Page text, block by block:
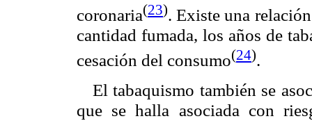
coronaria(23). Existe una
cantidad fumada, los años de
cesación del consumo(24).
El tabaquismo también se
que se halla asociada con